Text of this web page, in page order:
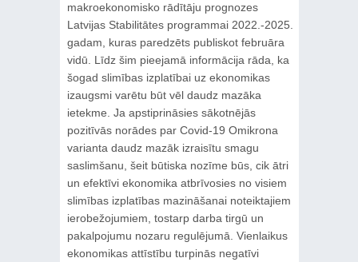
makroekonomisko rādītāju prognozes
Latvijas Stabilitātes programmai 2022.-2025.
gadam, kuras paredzēts publiskot februāra
vidū. Līdz šim pieejamā informācija rāda, ka
šogad slimības izplatībai uz ekonomikas
izaugsmi varētu būt vēl daudz mazāka
ietekme. Ja apstiprināsies sākotnējās
pozitīvās norādes par Covid-19 Omikrona
varianta daudz mazāk izraisītu smagu
saslimšanu, šeit būtiska nozīme būs, cik ātri
un efektīvi ekonomika atbrīvosies no visiem
slimības izplatības mazināšanai noteiktajiem
ierobežojumiem, tostarp darba tirgū un
pakalpojumu nozaru regulējumā. Vienlaikus
ekonomikas attīstību turpinās negatīvi